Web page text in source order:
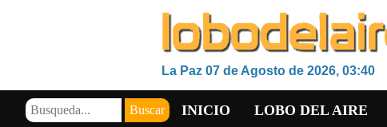
La Paz 07 de Agosto de 2026, 03:40
INICIO LOBO DEL AIRE